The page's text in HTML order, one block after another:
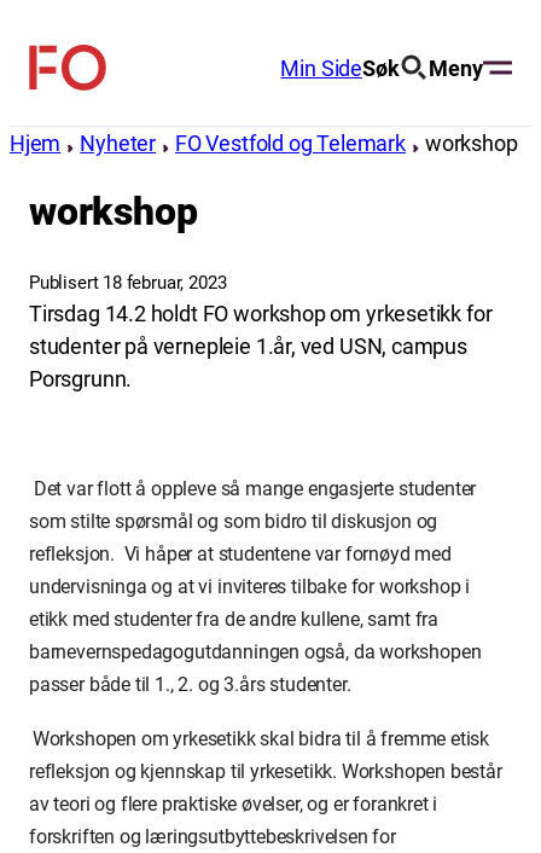
innhold
FO
Min SideSøk Meny
Hjem Nyheter FO Vestfold og Telemark workshop
workshop
Publisert 18 februar, 2023
Tirsdag 14.2 holdt FO workshop om yrkesetikk for
studenter på vernepleie 1.år, ved USN, campus
Porsgrunn.
Det var flott å oppleve så mange engasjerte studenter
som stilte spørsmål og som bidro til diskusjon og
refleksjon. Vi håper at studentene var fornøyd med
undervisninga og at vi inviteres tilbake for workshop i
etikk med studenter fra de andre kullene, samt fra
barnevernspedagogutdanningen også, da workshopen
passer både til 1., 2. og 3.års studenter.
Workshopen om yrkesetikk skal bidra til å fremme etisk
refleksjon og kjennskap til yrkesetikk. Workshopen består
av teori og flere praktiske øvelser, og er forankret i
forskriften og læringsutbyttebeskrivelsen for